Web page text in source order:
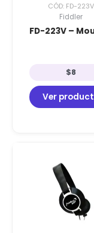
CÓD: FD-223V
Fiddler
FD-223V –
$8
Ver